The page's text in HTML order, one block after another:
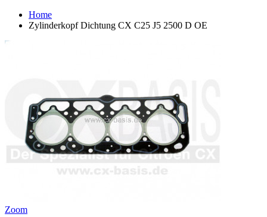
Home
Zylinderkopf Dichtung CX C25 J5 2500 D OE
Zoom